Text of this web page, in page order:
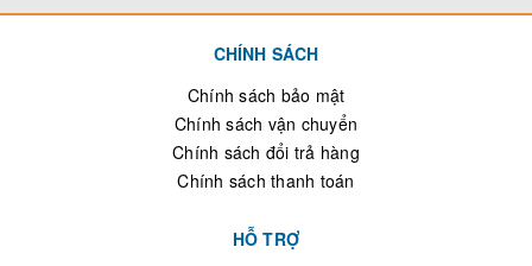
CHÍNH SÁCH
Chính sách bảo mật
Chính sách vận chuyển
Chính sách đổi trả hàng
Chính sách thanh toán
HỖ TRỢ